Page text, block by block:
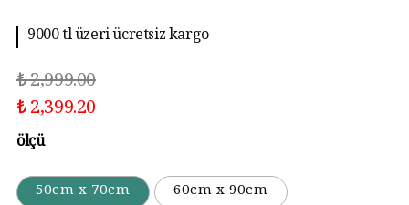
9000 tl üzeri ücretsiz kargo
₺ 2,999.00
₺ 2,399.20
ölçü
50cm x 70cm
60cm x 90cm